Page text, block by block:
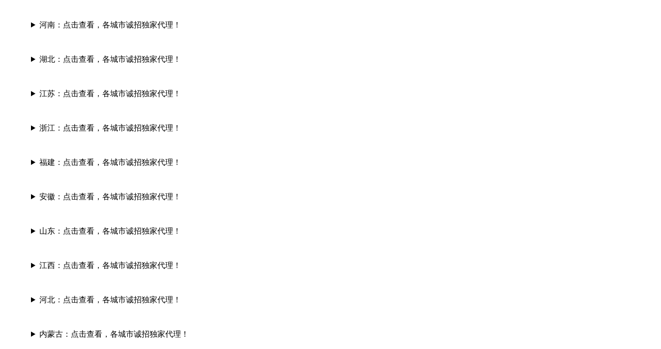
河南： 点击查看，各城市诚招独家代理！
湖北： 点击查看，各城市诚招独家代理！
江苏： 点击查看，各城市诚招独家代理！
浙江： 点击查看，各城市诚招独家代理！
福建： 点击查看，各城市诚招独家代理！
安徽： 点击查看，各城市诚招独家代理！
山东： 点击查看，各城市诚招独家代理！
江西： 点击查看，各城市诚招独家代理！
河北： 点击查看，各城市诚招独家代理！
内蒙古： 点击查看，各城市诚招独家代理！